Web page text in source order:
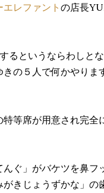
エレファントの店長
るというならわしと
の５人で何かやりま
等席が用意され完全
ぐ」がバケツを鼻フ
きじょうずかな」の